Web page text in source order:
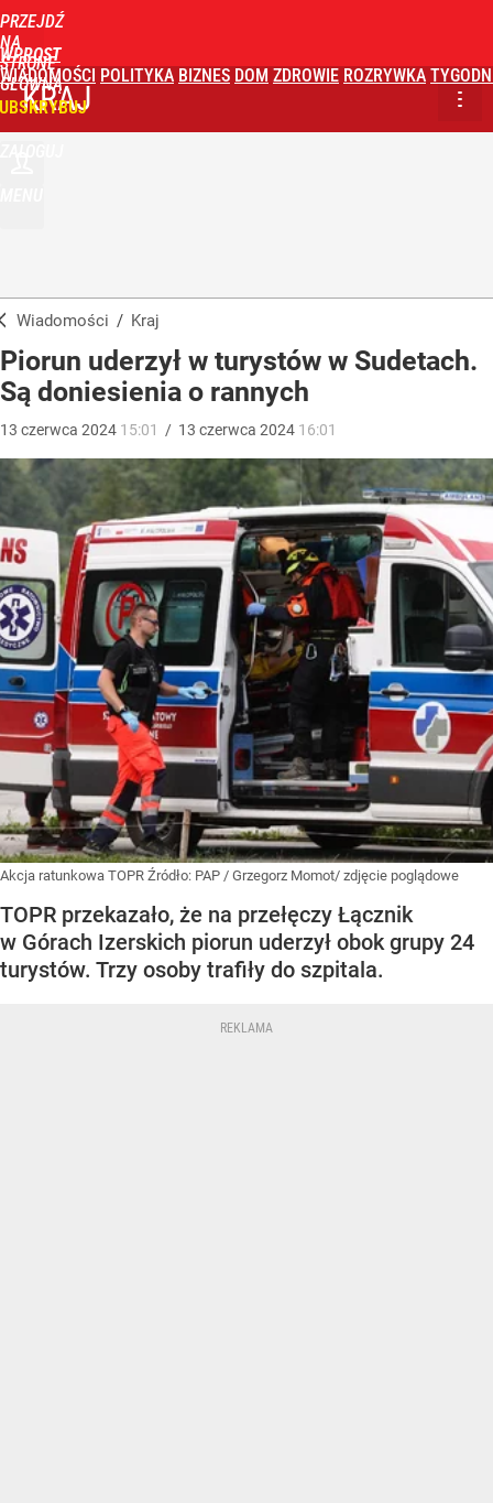
PRZEJDŹ
NA
STRONĘ
GŁÓWNĄ
WPROST
WIADOMOŚCI POLITYKA BIZNES DOM ZDROWIE ROZRYWKA
KRAJ
Wiadomości / Kraj
Piorun uderzył w turystów w Sudetach.
Są doniesienia o rannych
13 czerwca 2024 15:01 / 13 czerwca 2024 16:01
Akcja ratunkowa TOPR Źródło: PAP / Grzegorz Momot/ zdjęcie poglądowe
TOPR przekazało, że na przełęczy Łącznik
w Górach Izerskich piorun uderzył obok grupy 24
turystów. Trzy osoby trafiły do szpitala.